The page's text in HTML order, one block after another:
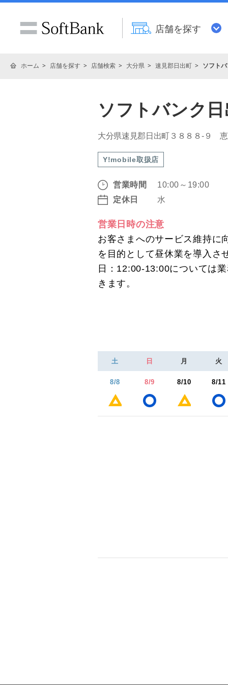
店舗を探す
ホーム 店舗を探す 店舗検索 大分県 速見郡日出町 ソフト
ソフトバンク
大分県速見郡日出町３８８８‐９
Y!mobile取扱店
営業時間
10:00～19:00
定休日
水
営業日時の注意
お客さまへのサービス維持に
を目的として昼休業を導入さ
日：12:00-13:00については
きます。
土 日 月 火
8/8 8/9 8/10 8/11